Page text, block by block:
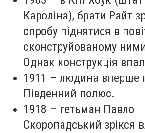
Кароліна), брати Райт
спробу піднятися в
сконструйованому
Однак конструкція
1911 – людина вперше
Південний полюс.
1918 – гетьман Павло
Скоропадський зрікся